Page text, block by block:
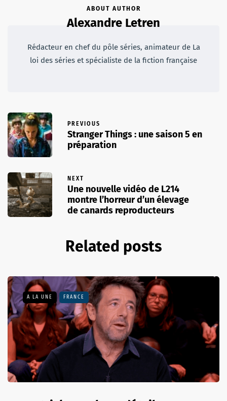
ABOUT AUTHOR
Alexandre Letren
Rédacteur en chef du pôle séries, animateur de La
loi des séries et spécialiste de la fiction française
PREVIOUS
Stranger Things : une saison 5 en
préparation
NEXT
Une nouvelle vidéo de L214
montre l’horreur d’un élevage
de canards reproducteurs
Related posts
A LA UNE FRANCE